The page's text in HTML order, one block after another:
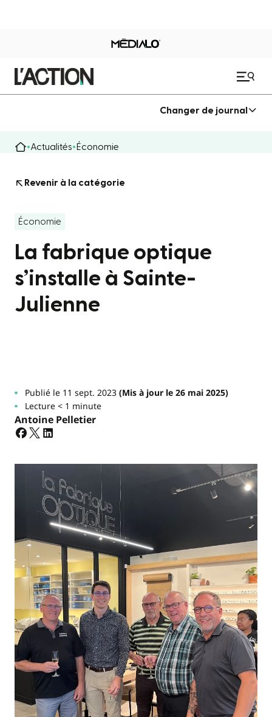
Changer de journal
Actualités Économie
Revenir à la catégorie
Économie
La fabrique optique
s’installe à Sainte-
Julienne
Publié le 11 sept. 2023(Mis à jour le 26 mai 2025)
Lecture < 1 minute
Antoine Pelletier